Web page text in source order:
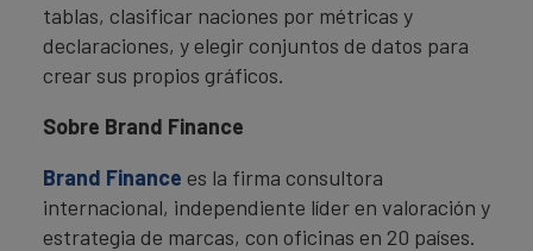
tablas, clasificar naciones por métricas y
declaraciones, y elegir conjuntos de datos para
crear sus propios gráficos.
Sobre Brand Finance
Brand Finance es la firma consultora
internacional, independiente líder en valoración y
estrategia de marcas, con oficinas en 20 países.